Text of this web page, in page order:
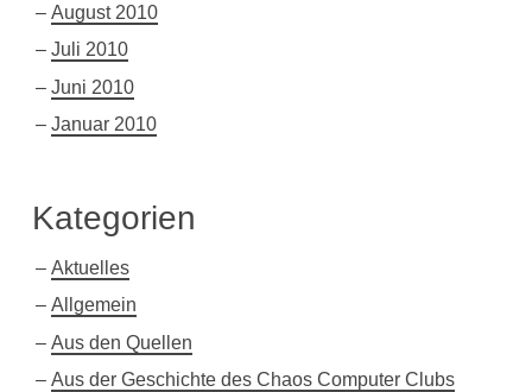
August 2010
Juli 2010
Juni 2010
Januar 2010
Kategorien
Aktuelles
Allgemein
Aus den Quellen
Aus der Geschichte des Chaos Computer Clubs